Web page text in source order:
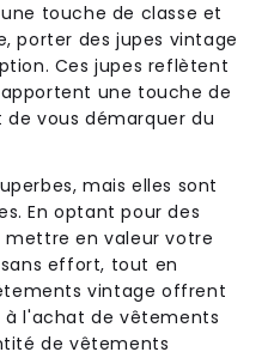
touche de classe et
porter des jupes vintage
Ces jupes reflètent
une touche de
vous démarquer du
mais elles sont
En optant pour des
mettre en valeur votre
effort, tout en
vintage offrent
l'achat de vêtements
de vêtements